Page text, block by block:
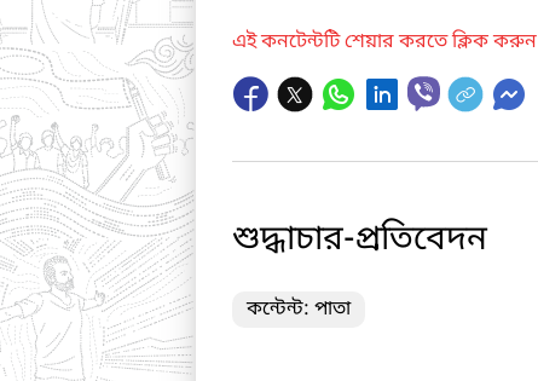
এই কনটেন্টটি শেয়ার করতে ক্লিক করুন
শুদ্ধাচার-প্রতিবেদন
কন্টেন্ট: পাতা